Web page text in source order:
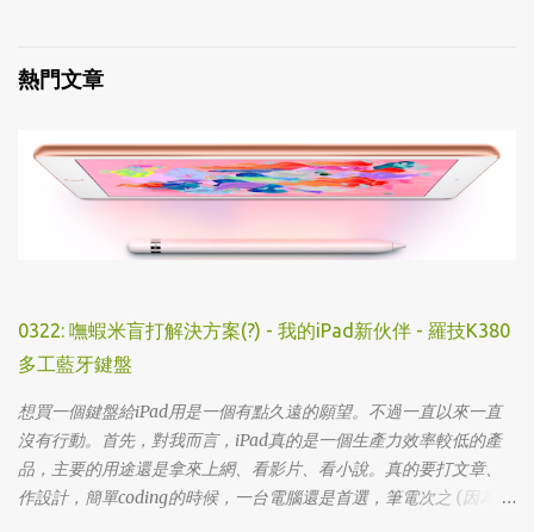
▸ 藝術設計
熱門文章
0322: 嘸蝦米盲打解決方案(?) - 我的iPad新伙伴 - 羅技K380
多工藍牙鍵盤
想買一個鍵盤給iPad用是一個有點久遠的願望。不過一直以來一直
沒有行動。首先，對我而言，iPad真的是一個生產力效率較低的產
品，主要的用途還是拿來上網、看影片、看小說。真的要打文章、
作設計，簡單coding的時候，一台電腦還是首選，筆電次之 (因為我